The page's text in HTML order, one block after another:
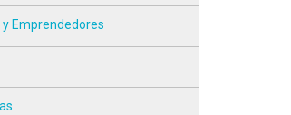
Emprendedores